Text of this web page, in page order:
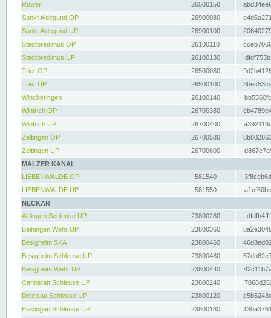
Ruwer
26500150
Sankt Aldegund OP
26900080
Sankt Aldegund UP
26900100
Stadtbredimus OP
26100110
Stadtbredimus UP
26100130
Trier OP
26500080
Trier UP
26500100
Wincheringen
26100140
Wintrich OP
26700380
Wintrich UP
26700400
Zeltingen OP
26700580
Zeltingen UP
26700600
MALZER KANAL
LIEBENWALDE OP
581540
LIEBENWALDE UP
581550
NECKAR
Aldingen Schleuse UP
23800280
Beihingen Wehr UP
23800360
Besigheim SKA
23800460
Besigheim Schleuse UP
23800480
Besigheim Wehr UP
23800440
Cannstatt Schleuse UP
23800240
Deizisau Schleuse UP
23800120
Esslingen Schleuse UP
23800180